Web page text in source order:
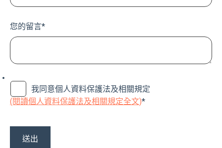
您的留言*
我同意個人資料保護法及相關規定
(閱讀個人資料保護法及相關規定全文)*